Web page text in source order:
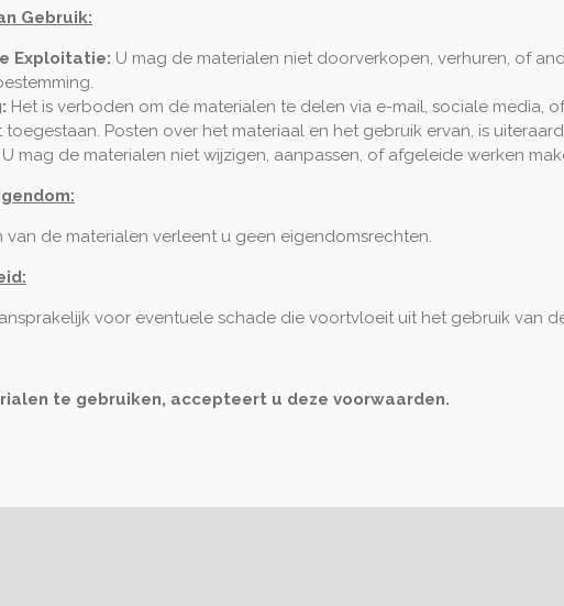
Gebruik:
Exploitatie: U mag de materialen niet doorverkopen, verhuren, of
Het is verboden om de materialen te delen via e-mail, sociale media,
toegestaan. Posten over het materiaal en het gebruik ervan, is
U mag de materialen niet wijzigen, aanpassen, of afgeleide werken
van de materialen verleent u geen eigendomsrechten.
voor eventuele schade die voortvloeit uit het gebruik van
te gebruiken, accepteert u deze voorwaarden.